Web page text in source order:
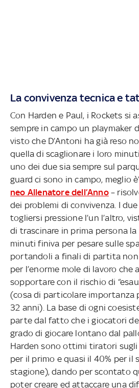
La convivenza tecnica e
Con Harden e Paul, i Rockets si
sempre in campo un playmaker
visto che D’Antoni ha già reso
quella di scaglionare i loro
uno dei due sia sempre sul
guard ci sono in campo, meglio
neo Allenatore dell’Anno–
dei problemi di convivenza. I
togliersi pressione l’un l’altro,
di trascinare in prima persona
minuti finiva per pesare sulle
portandoli a finali di partita non
per l’enorme mole di lavoro che
sopportare con il rischio di
(cosa di particolare importanza
32 anni). La base di ogni
parte dal fatto che i giocatori
grado di giocare lontano dal
Harden sono ottimi tiratori sugli
per il primo e quasi il 40% per il
stagione), dando per scontato
poter creare ed attaccare una